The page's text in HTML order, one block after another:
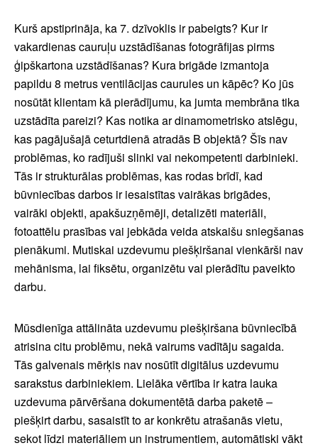
Kurš apstiprināja, ka 7. dzīvoklis ir pabeigts? Kur ir
vakardienas cauruļu uzstādīšanas fotogrāfijas pirms
ģipškartona uzstādīšanas? Kura brigāde izmantoja
papildu 8 metrus ventilācijas caurules un kāpēc? Ko jūs
nosūtāt klientam kā pierādījumu, ka jumta membrāna tika
uzstādīta pareizi? Kas notika ar dinamometrisko atslēgu,
kas pagājušajā ceturtdienā atradās B objektā? Šīs nav
problēmas, ko radījuši slinki vai nekompetenti darbinieki.
Tās ir strukturālas problēmas, kas rodas brīdī, kad
būvniecības darbos ir iesaistītas vairākas brigādes,
vairāki objekti, apakšuzņēmēji, detalizēti materiāli,
fotoattēlu prasības vai jebkāda veida atskaišu sniegšanas
pienākumi. Mutiskai uzdevumu piešķiršanai vienkārši nav
mehānisma, lai fiksētu, organizētu vai pierādītu paveikto
darbu.
Mūsdienīga attālināta uzdevumu piešķiršana būvniecībā
atrisina citu problēmu, nekā vairums vadītāju sagaida.
Tās galvenais mērķis nav nosūtīt digitālus uzdevumu
sarakstus darbiniekiem. Lielāka vērtība ir katra lauka
uzdevuma pārvēršana dokumentētā darba paketē –
piešķirt darbu, sasaistīt to ar konkrētu atrašanās vietu,
sekot līdzi materiāliem un instrumentiem, automātiski vākt